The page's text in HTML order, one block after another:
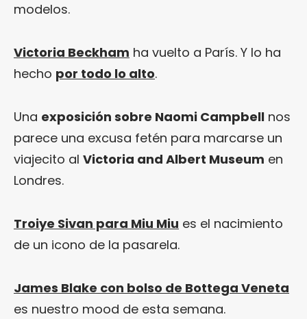
modelos.
Victoria Beckham ha vuelto a París. Y lo ha
hecho por todo lo alto.
Una exposición sobre Naomi Campbell nos
parece una excusa fetén para marcarse un
viajecito al Victoria and Albert Museum en
Londres.
Troiye Sivan para Miu Miu es el nacimiento
de un icono de la pasarela.
James Blake con bolso de Bottega Veneta
es nuestro mood de esta semana.